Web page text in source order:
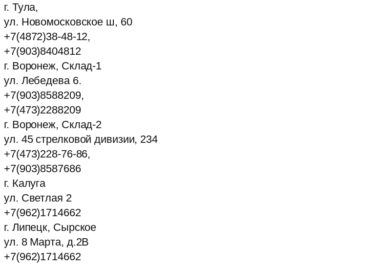
г. Тула,
ул. Новомосковское ш, 60
+7(4872)38-48-12,
+7(903)8404812
г. Воронеж, Склад-1
ул. Лебедева 6.
+7(903)8588209,
+7(473)2288209
г. Воронеж, Склад-2
ул. 45 стрелковой дивизии, 234
+7(473)228-76-86,
+7(903)8587686
г. Калуга
ул. Светлая 2
+7(962)1714662
г. Липецк, Сырское
ул. 8 Марта, д.2В
+7(962)1714662